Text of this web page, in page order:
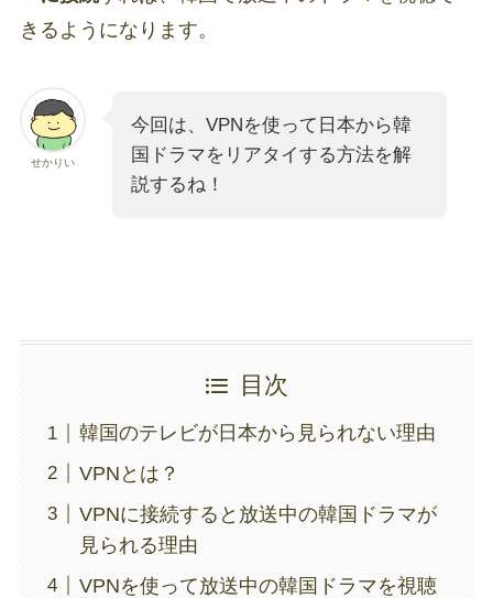
きるようになります。
せかりい
今回は、VPNを使って日本から韓
国ドラマをリアタイする方法を解
説するね！
目次
韓国のテレビが日本から見られない理由
VPNとは？
VPNに接続すると放送中の韓国ドラマが
見られる理由
VPNを使って放送中の韓国ドラマを視聴